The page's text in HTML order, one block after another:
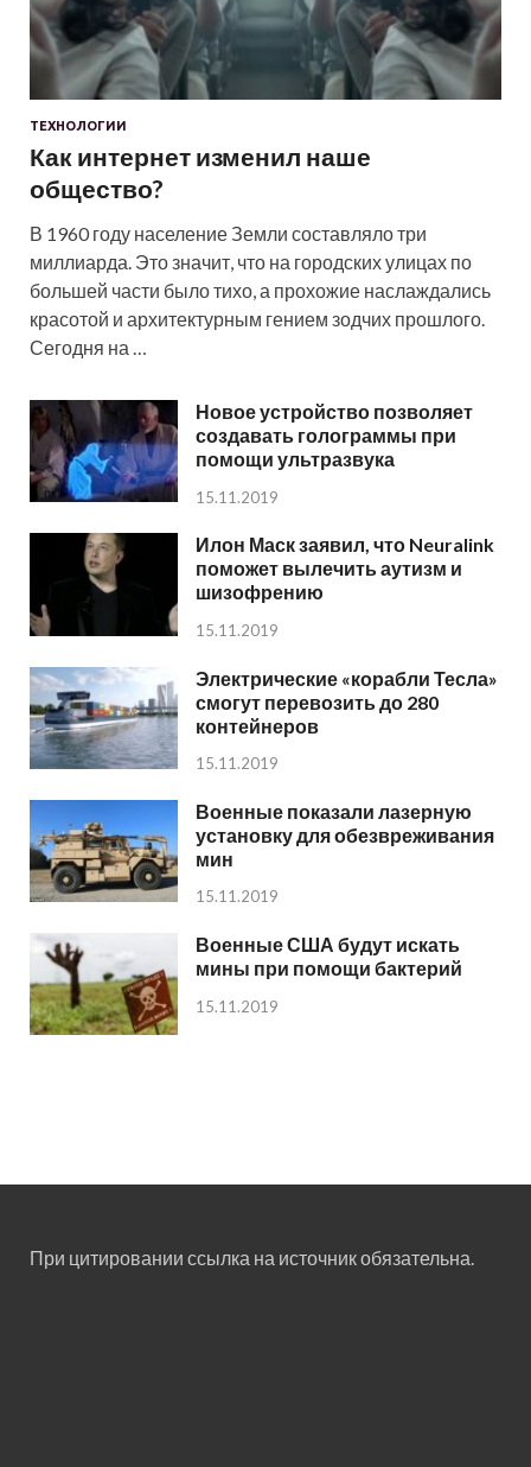
ТЕХНОЛОГИИ
Как интернет изменил наше
общество?
В 1960 году население Земли составляло три
миллиарда. Это значит, что на городских улицах по
большей части было тихо, а прохожие наслаждались
красотой и архитектурным гением зодчих прошлого.
Сегодня на …
Новое устройство позволяет
создавать голограммы при
помощи ультразвука
15.11.2019
Илон Маск заявил, что Neuralink
поможет вылечить аутизм и
шизофрению
15.11.2019
Электрические «корабли Тесла»
смогут перевозить до 280
контейнеров
15.11.2019
Военные показали лазерную
установку для обезвреживания
мин
15.11.2019
Военные США будут искать
мины при помощи бактерий
15.11.2019
При цитировании ссылка на источник обязательна.